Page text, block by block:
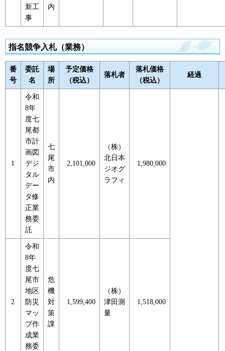
新工
事
内
指名競争入札（業務）
番
号
委託
名
場
所
予定価格
（税込）
落札者
落札価格
（税込）
経過
1
令和
8年
度七
尾都
市計
画図
デジ
タル
デー
タ修
正業
務委
託
七
尾
市
内
2,101,000
（株）
北日本
ジオグ
ラフィ
1,980,000
2
令和
8年
度七
尾市
地区
防災
マッ
プ作
成業
務委
危
機
対
策
課
1,599,400
（株）
津田測
量
1,518,000